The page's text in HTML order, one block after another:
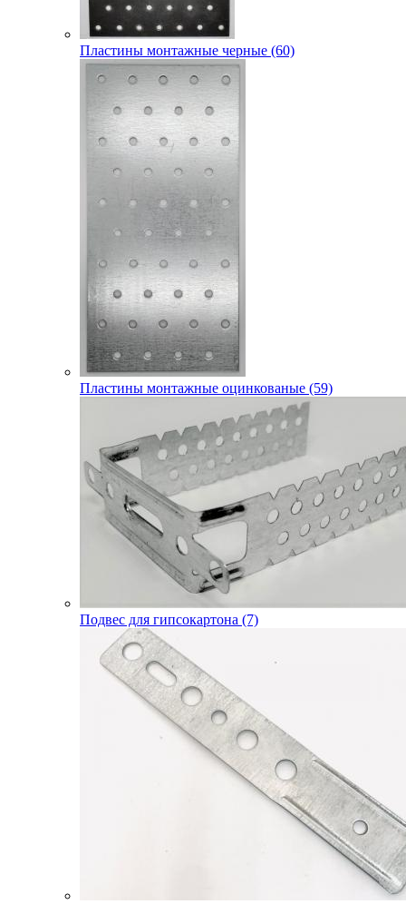
Пластины монтажные черные (60)
Пластины монтажные оцинкованые (59)
Подвес для гипсокартона (7)